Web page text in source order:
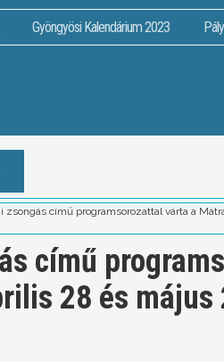
Gyöngyösi Kalendárium 2023
zsongás című programsorozattal várta a
című
28 és május